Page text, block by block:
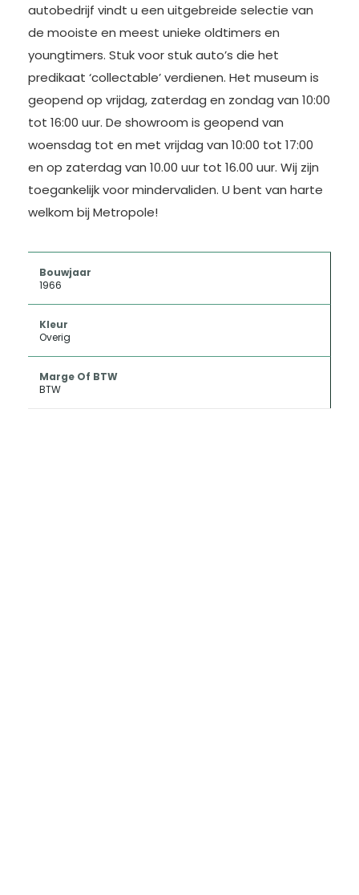
autobedrijf vindt u een uitgebreide selectie van
de mooiste en meest unieke oldtimers en
youngtimers. Stuk voor stuk auto’s die het
predikaat ‘collectable’ verdienen. Het museum is
geopend op vrijdag, zaterdag en zondag van 10:00
tot 16:00 uur. De showroom is geopend van
woensdag tot en met vrijdag van 10:00 tot 17:00
en op zaterdag van 10.00 uur tot 16.00 uur. Wij zijn
toegankelijk voor mindervaliden. U bent van harte
welkom bij Metropole!
Bouwjaar
1966
Kleur
Overig
Marge Of BTW
BTW